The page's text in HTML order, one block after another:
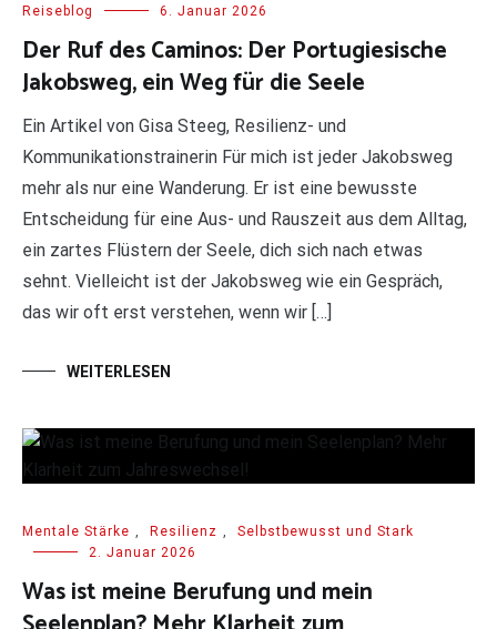
Reiseblog
6. Januar 2026
Der Ruf des Caminos: Der Portugiesische
Jakobsweg, ein Weg für die Seele
Ein Artikel von Gisa Steeg, Resilienz- und
Kommunikationstrainerin Für mich ist jeder Jakobsweg
mehr als nur eine Wanderung. Er ist eine bewusste
Entscheidung für eine Aus- und Rauszeit aus dem Alltag,
ein zartes Flüstern der Seele, dich sich nach etwas
sehnt. Vielleicht ist der Jakobsweg wie ein Gespräch,
das wir oft erst verstehen, wenn wir […]
WEITERLESEN
Mentale Stärke , Resilienz ,
Selbstbewusst und Stark
2. Januar 2026
Was ist meine Berufung und mein